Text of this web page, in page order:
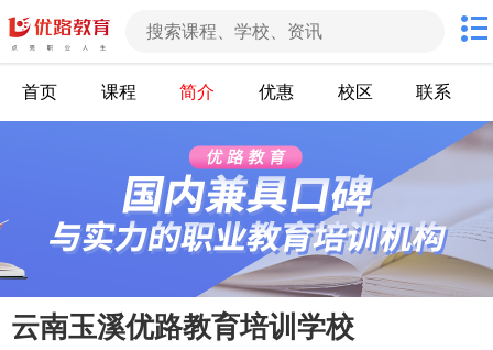
首页 课程 简介 优惠 校区 联系
云南玉溪优路教育培训学校